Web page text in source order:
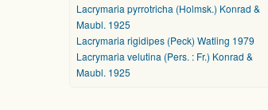
Lacrymaria pyrrotricha (Holmsk.) Konrad &
Maubl. 1925
Lacrymaria rigidipes (Peck) Watling 1979
Lacrymaria velutina (Pers. : Fr.) Konrad &
Maubl. 1925